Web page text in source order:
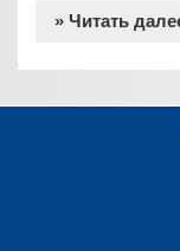
» Читать